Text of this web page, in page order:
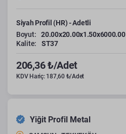
Siyah Profil (HR) - Adetli
Boyut:
20.00x20.00x1.50x6000.00
Kalite:
ST37
206,36 ₺/Adet
KDV Hariç: 187,60 ₺/Adet
Yiğit Profil Metal